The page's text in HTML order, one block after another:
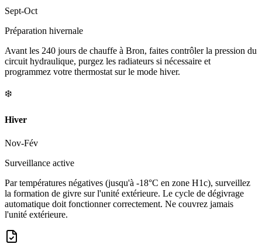
Sept-Oct
Préparation hivernale
Avant les 240 jours de chauffe à Bron, faites contrôler la pression du
circuit hydraulique, purgez les radiateurs si nécessaire et
programmez votre thermostat sur le mode hiver.
❄️
Hiver
Nov-Fév
Surveillance active
Par températures négatives (jusqu'à -18°C en zone H1c), surveillez
la formation de givre sur l'unité extérieure. Le cycle de dégivrage
automatique doit fonctionner correctement. Ne couvrez jamais
l'unité extérieure.